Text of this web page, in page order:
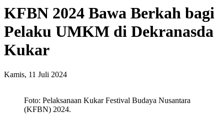
KFBN 2024 Bawa Berkah bagi
Pelaku UMKM di Dekranasda
Kukar
Kamis, 11 Juli 2024
Foto: Pelaksanaan Kukar Festival Budaya Nusantara
(KFBN) 2024.